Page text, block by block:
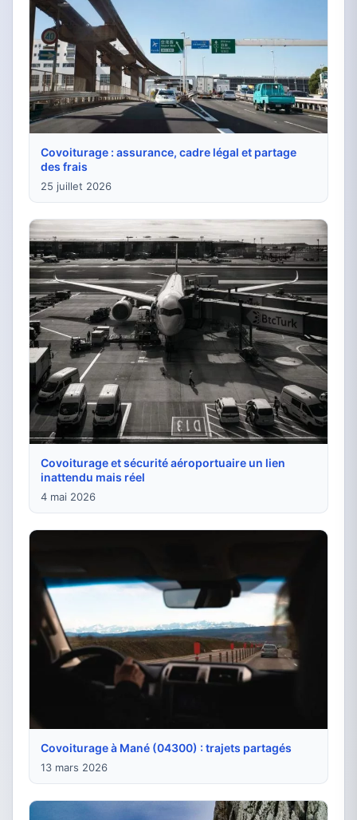
Covoiturage : assurance, cadre légal et partage
des frais
25 juillet 2026
Covoiturage et sécurité aéroportuaire un lien
inattendu mais réel
4 mai 2026
Covoiturage à Mané (04300) : trajets partagés
13 mars 2026